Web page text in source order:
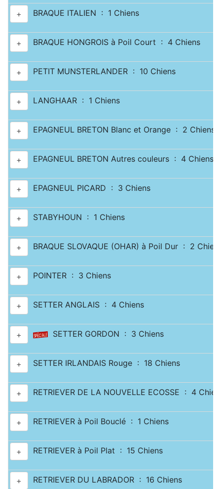
+ BRAQUE ITALIEN : 1 Chiens
+ BRAQUE HONGROIS à Poil Court : 4 Chiens
+ PETIT MUNSTERLANDER : 10 Chiens
+ LANGHAAR : 1 Chiens
+ EPAGNEUL BRETON Blanc et Orange : 2 Chiens
+ EPAGNEUL BRETON Autres couleurs : 4 Chiens
+ EPAGNEUL PICARD : 3 Chiens
+ STABYHOUN : 1 Chiens
+ BRAQUE SLOVAQUE (OHAR) à Poil Dur : 2
+ POINTER : 3 Chiens
+ SETTER ANGLAIS : 4 Chiens
+ SETTER GORDON : 3 Chiens
+ SETTER IRLANDAIS Rouge : 18 Chiens
+ RETRIEVER DE LA NOUVELLE ECOSSE : 4
+ RETRIEVER à Poil Bouclé : 1 Chiens
+ RETRIEVER à Poil Plat : 15 Chiens
+ RETRIEVER DU LABRADOR : 16 Chiens